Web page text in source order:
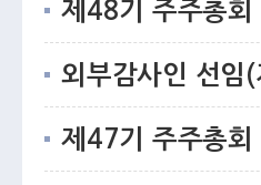
제48기 주주총회
외부감사인 선임
제47기 주주총회